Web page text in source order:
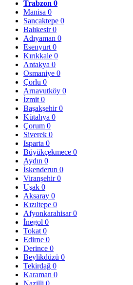
Trabzon 0
Manisa 0
Sancaktepe 0
Balıkesir0
Adıyaman 0
Esenyurt 0
Kırıkkale 0
Antakya 0
Osmaniye 0
Çorlu 0
Arnavutköy 0
İzmit 0
Başakşehir0
Kütahya 0
Çorum 0
Siverek 0
Isparta 0
Büyükçekmece 0
Aydın 0
İskenderun 0
Viranşehir0
Uşak 0
Aksaray 0
Kızıltepe 0
Afyonkarahisar0
İnegol 0
Tokat 0
Edirne 0
Derince 0
Beylikdüzü 0
Tekirdağ 0
Karaman 0
Nazilli 0